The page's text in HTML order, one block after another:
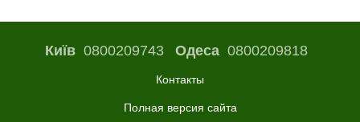
Київ0800209743 Одеса0800209818
Контакты
Полная версия сайта